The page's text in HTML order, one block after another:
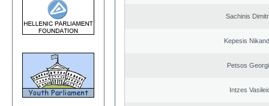
Sachinis
Kepesis
Petsos
Intzes